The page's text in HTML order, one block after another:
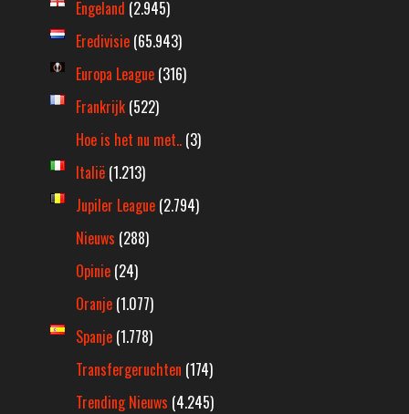
Engeland (2.945)
Eredivisie (65.943)
Europa League (316)
Frankrijk (522)
Hoe is het nu met.. (3)
Italië (1.213)
Jupiler League (2.794)
Nieuws (288)
Opinie (24)
Oranje (1.077)
Spanje (1.778)
Transfergeruchten (174)
Trending Nieuws (4.245)